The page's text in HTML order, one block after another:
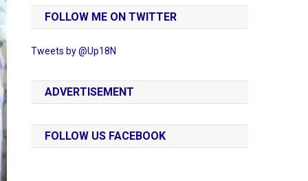
FOLLOW ME ON TWITTER
Tweets by @Up18N
ADVERTISEMENT
FOLLOW US FACEBOOK